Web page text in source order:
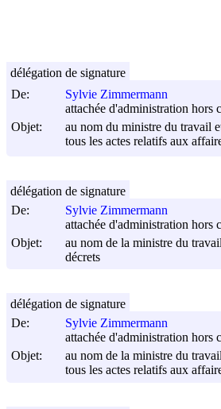
De:
Sylvie Zimmermann
attachée d'administration hors
Objet:
au nom du ministre du travail
tous les actes relatifs aux
délégation de signature
De:
Sylvie Zimmermann
attachée d'administration hors
Objet:
au nom de la ministre du
décrets
délégation de signature
De:
Sylvie Zimmermann
attachée d'administration hors
Objet:
au nom de la ministre du
tous les actes relatifs aux
délégation de signature